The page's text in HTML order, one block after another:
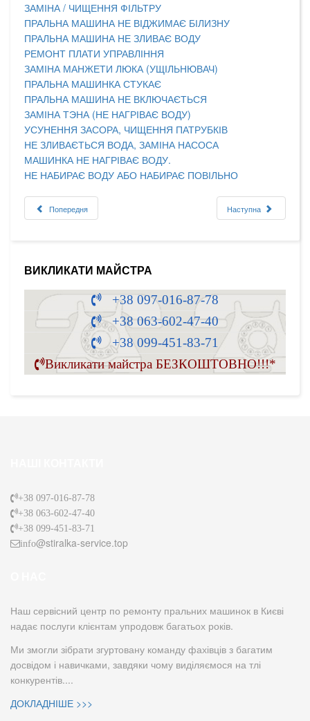
ЗАМІНА / ЧИЩЕННЯ ФІЛЬТРУ
ПРАЛЬНА МАШИНА НЕ ВІДЖИМАЄ БІЛИЗНУ
ПРАЛЬНА МАШИНА НЕ ЗЛИВАЄ ВОДУ
РЕМОНТ ПЛАТИ УПРАВЛІННЯ
ЗАМІНА МАНЖЕТИ ЛЮКА (УЩІЛЬНЮВАЧ)
ПРАЛЬНА МАШИНКА СТУКАЄ
ПРАЛЬНА МАШИНА НЕ ВКЛЮЧАЄТЬСЯ
ЗАМІНА ТЭНА (НЕ НАГРІВАЄ ВОДУ)
УСУНЕННЯ ЗАСОРА, ЧИЩЕННЯ ПАТРУБКІВ
НЕ ЗЛИВАЄТЬСЯ ВОДА, ЗАМІНА НАСОСА
МАШИНКА НЕ НАГРІВАЄ ВОДУ.
НЕ НАБИРАЄ ВОДУ АБО НАБИРАЄ ПОВІЛЬНО
Попередня Наступна
ВИКЛИКАТИ МАЙСТРА
+38 097-016-87-78
+38 063-602-47-40
+38 099-451-83-71
Викликати майстра БЕЗКОШТОВНО!!!*
+38 097-016-87-78
+38 063-602-47-40
+38 099-451-83-71
info@stiralka-service.top
Наш сервісний центр по ремонту пральних машинок в Києві
надає послуги клієнтам упродовж багатьох років.
Ми змогли зібрати згуртовану команду фахівців з багатим
досвідом і навичками, завдяки чому виділяємося на тлі
конкурентів....
ДОКЛАДНІШЕ >>>